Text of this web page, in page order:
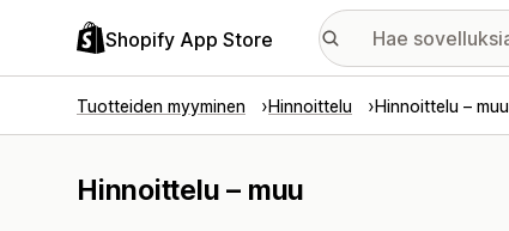
Shopify App Store
Tuotteiden myyminen Hinnoittelu Hinnoittelu – muu
Hinnoittelu – muu